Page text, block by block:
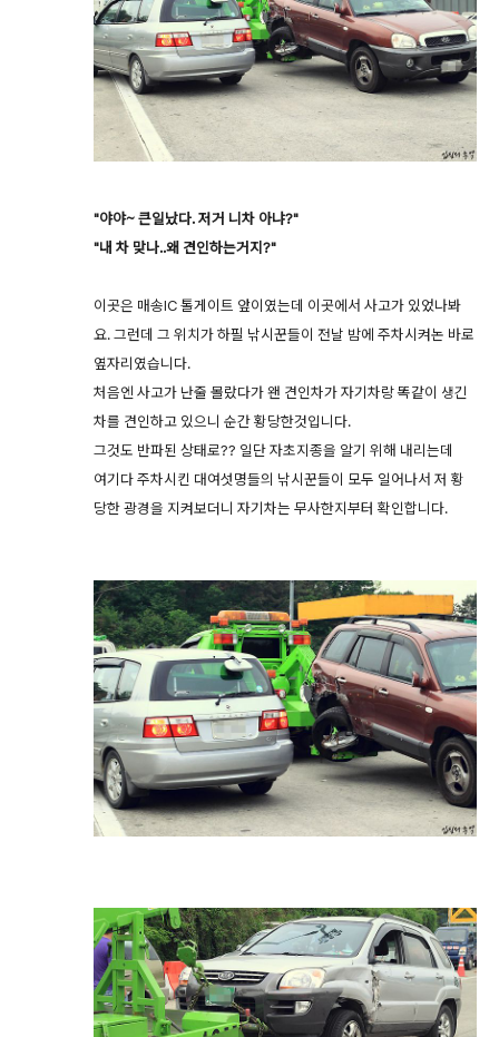
"야야~ 큰일났다. 저거 니차 아냐?"
"내 차 맞나..왜 견인하는거지?"
이곳은 매송IC 톨게이트 앞이였는데 이곳에서 사고가 있었나봐
요. 그런데 그 위치가 하필 낚시꾼들이 전날 밤에 주차시켜논 바로
옆자리였습니다.
처음엔 사고가 난줄 몰랐다가 왠 견인차가 자기차랑 똑같이 생긴
차를 견인하고 있으니 순간 황당한것입니다.
그것도 반파된 상태로?? 일단 자초지종을 알기 위해 내리는데
여기다 주차시킨 대여섯명들의 낚시꾼들이 모두 일어나서 저 황
당한 광경을 지켜보더니 자기차는 무사한지부터 확인합니다.